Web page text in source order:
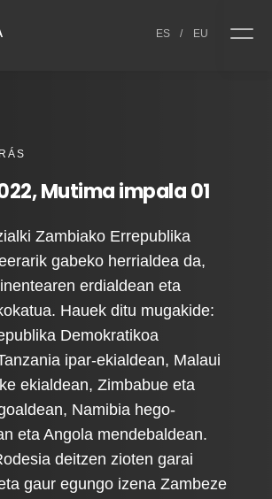
ES / EU
Mutima impala 01
Zambiako Errepublika
gabeko herrialdea da,
erdialdean eta
Hauek ditu mugakide:
Demokratikoa
ipar-ekialdean, Malaui
ekialdean, Zimbabue eta
Namibia hego-
eta Angola mendebaldean.
deitzen zioten garai
gaur egungo izena Zambeze